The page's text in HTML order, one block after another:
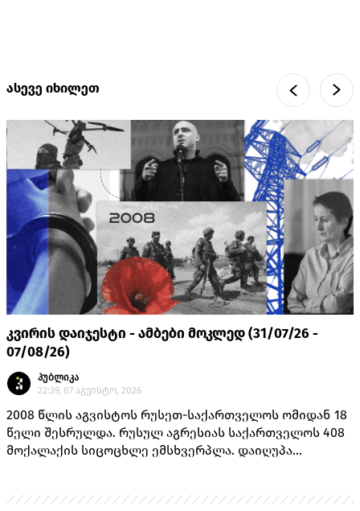
ასევე იხილეთ
კვირის დაიჯესტი - ამბები მოკლედ (31/07/26 -
07/08/26)
პუბლიკა
22:39, 07 აგვისტო, 2026
2008 წლის აგვისტოს რუსეთ-საქართველოს ომიდან 18
წელი შესრულდა. რუსულ აგრესიას საქართველოს 408
მოქალაქის სიცოცხლე ემსხვერპლა. დაიღუპა
მშვიდობიანი მცხოვრები.